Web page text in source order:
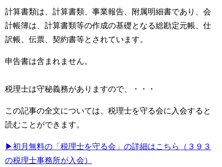
計算書類は、計算書類、事業報告、附属明細書であり、会
計帳簿は、計算書類等の作成の基礎となる総勘定元帳、仕
訳帳、伝票、契約書等とされています。
申告書は含まれません。
税理士は守秘義務がありますので、・・・
この記事の全文については、税理士を守る会に入会すると
読むことができます。
▶初月無料の「税理士を守る会」の詳細はこちら（３９３
の税理士事務所が入会）